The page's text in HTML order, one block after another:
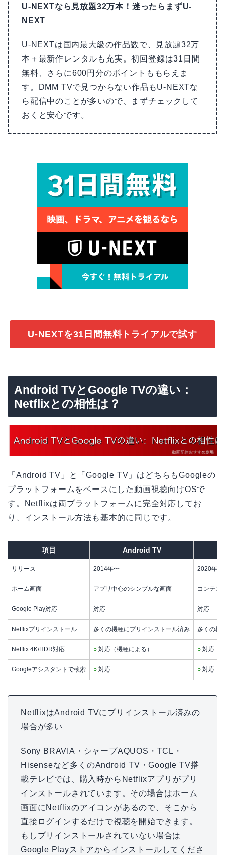
U-NEXTなら見放題32万本！迷ったらまずU-
NEXT
U-NEXTは国内最大級の作品数で、見放題32万
本＋最新作レンタルも充実。初回登録は31日間
無料、さらに600円分のポイントももらえま
す。DMM TVで見つからない作品もU-NEXTな
ら配信中のことが多いので、まずチェックして
おくと安心です。
U-NEXTを31日間無料トライアルで試す
Android TVとGoogle TVの違い：
Netflixとの相性は？
「Android TV」と「Google TV」はどちらもGoogleの
プラットフォームをベースにした動画視聴向けOSで
す。Netflixは両プラットフォームに完全対応してお
り、インストール方法も基本的に同じです。
項目 Android TV
リリース 2014年〜 2020年〜
ホーム画面 アプリ中心のシンプルな画面 コンテン
Google Play対応 対応 対応
Netflixプリインストール 多くの機種にプリインストール済み 多くの機
Netflix 4K/HDR対応 ○ 対応（機種による） ○ 対応（
Googleアシスタントで検索 ○ 対応 ○ 対応（
NetflixはAndroid TVにプリインストール済みの
場合が多い
Sony BRAVIA・シャープAQUOS・TCL・
Hisenseなど多くのAndroid TV・Google TV搭
載テレビでは、購入時からNetflixアプリがプリ
インストールされています。その場合はホーム
画面にNetflixのアイコンがあるので、そこから
直接ログインするだけで視聴を開始できます。
もしプリインストールされていない場合は
Google Playストアからインストールしてくださ